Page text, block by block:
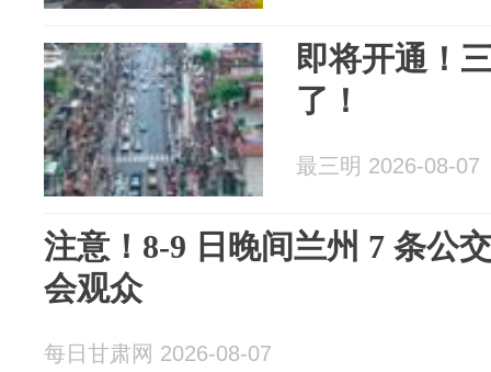
即将开通！
了！
最三明 2026-08-07
注意！8‑9 日晚间兰州 7 条公
会观众
每日甘肃网 2026-08-07